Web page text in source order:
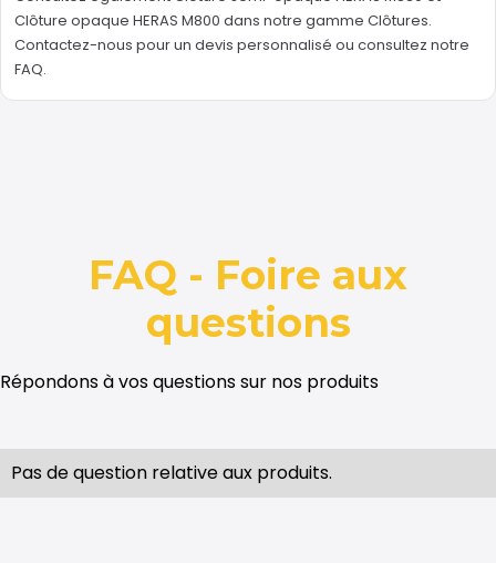
Clôture opaque HERAS M800 dans notre gamme Clôtures.
Contactez-nous pour un devis personnalisé ou consultez notre
FAQ.
FAQ - Foire aux
questions
Répondons à vos questions sur nos produits
Pas de question relative aux produits.